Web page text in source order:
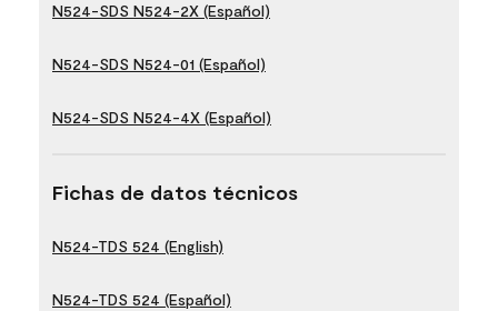
N524-SDS N524-2X (Español)
N524-SDS N524-01 (Español)
N524-SDS N524-4X (Español)
Fichas de datos técnicos
N524-TDS 524 (English)
N524-TDS 524 (Español)